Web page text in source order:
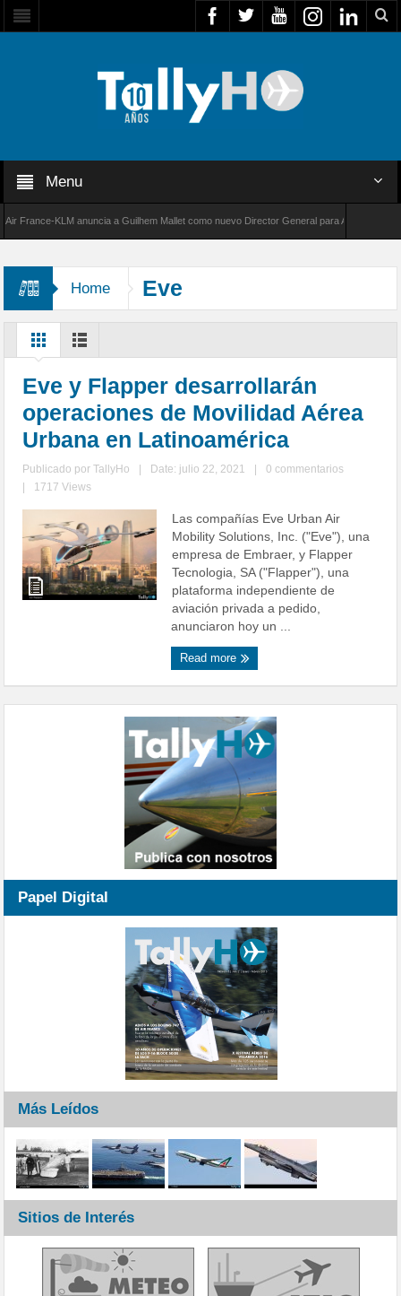
Menu
KLM anuncia a Guilhem Mallet como nuevo Director General para América Latina
Home Eve
Eve y Flapper desarrollarán
operaciones de Movilidad Aérea
Urbana en Latinoamérica
Publicado porTallyHo Date: julio 22, 2021
0 commentarios
1717 Views
Las compañías Eve Urban Air
Mobility Solutions, Inc. ("Eve"), una
empresa de Embraer, y Flapper
Tecnologia, SA ("Flapper"), una
plataforma independiente de
aviación privada a pedido,
anunciaron hoy un ...
Read more
Papel Digital
Más Leídos
Sitios de Interés